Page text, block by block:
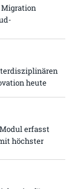
Migration
heute
erfasst
höchster